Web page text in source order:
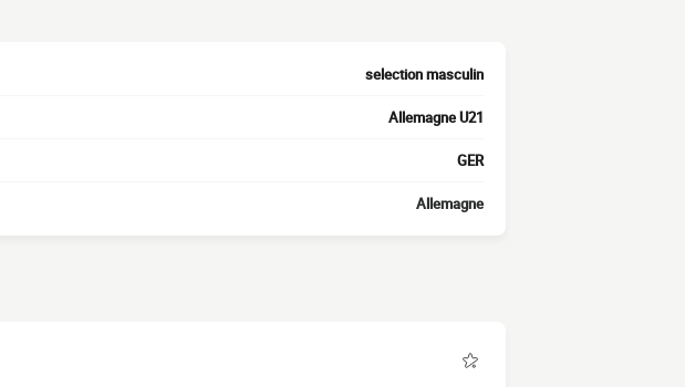
selection masculin
Allemagne U21
GER
Allemagne